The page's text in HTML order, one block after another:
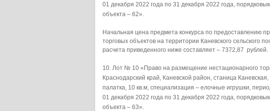
01 декабря 2022 года по 31 декабря 2022 года,
объекта – 62».
Начальная цена предмета конкурса по предоставлению
торговых объектов на территории Каневского сельского
расчета приведенного ниже составляет – 7372,87 рублей.
Лот № 10 «Право на размещение нестационарного
Краснодарский край, Каневской район, станица
палатка, 10 кв.м, специализация – елочные
01 декабря 2022 года по 31 декабря 2022 года,
объекта – 63».